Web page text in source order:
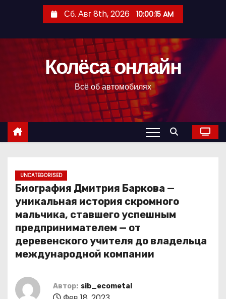
с
Сб. Авг 8th, 2026 10:00:16 AM
Колёса онлайн
Всё об автомобилях
UNCATEGORISED
Биография Дмитрия Баркова —
уникальная история скромного
мальчика, ставшего успешным
предпринимателем — от
деревенского учителя до владельца
международной компании
Автор: sib_ecometal